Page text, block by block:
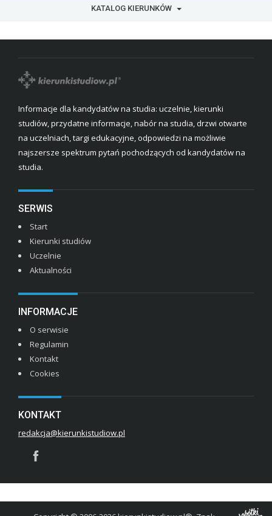
KATALOG KIERUNKÓW
Informacje dla kandydatów na studia: uczelnie, kierunki
studiów, przydatne informacje, nabór na studia, drzwi otwarte
na uczelniach, targi edukacyjne, odpowiedzi na możliwie
najszersze spektrum pytań pochodzących od kandydatów na
studia.
SERWIS
Start
Kierunki studiów
Uczelnie
Aktualności
INFORMACJE
O serwisie
Regulamin
Kontakt
Cookies
KONTAKT
redakcja@kierunkistudiow.pl